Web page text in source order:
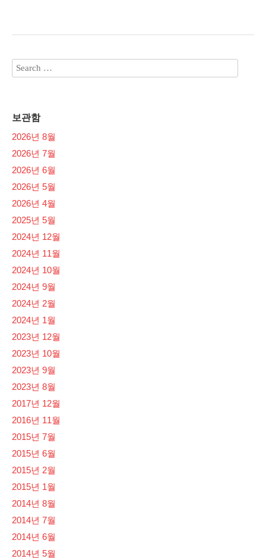
보관함
2026년 8월
2026년 7월
2026년 6월
2026년 5월
2026년 4월
2025년 5월
2024년 12월
2024년 11월
2024년 10월
2024년 9월
2024년 2월
2024년 1월
2023년 12월
2023년 10월
2023년 9월
2023년 8월
2017년 12월
2016년 11월
2015년 7월
2015년 6월
2015년 2월
2015년 1월
2014년 8월
2014년 7월
2014년 6월
2014년 5월